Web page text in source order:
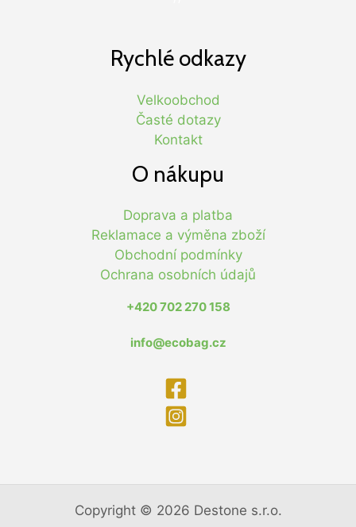
Rychlé odkazy
Velkoobchod
Časté dotazy
Kontakt
O nákupu
Doprava a platba
Reklamace a výměna zboží
Obchodní podmínky
Ochrana osobních údajů
+420 702 270 158
info@ecobag.cz
Copyright © 2026 Destone s.r.o.